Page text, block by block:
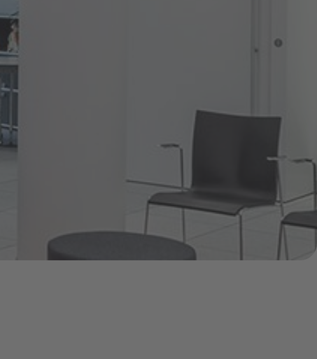
Treue-Bonus